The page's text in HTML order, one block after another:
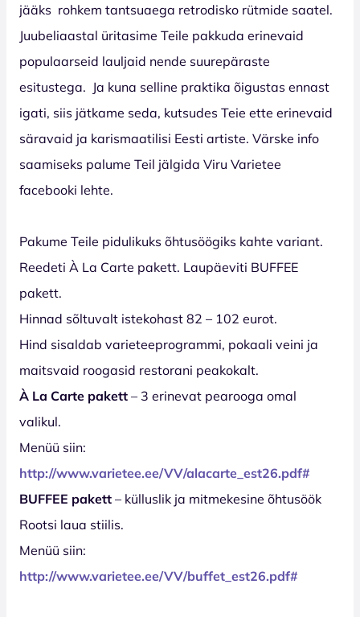
jääks rohkem tantsuaega retrodisko rütmide saatel.
Juubeliaastal üritasime Teile pakkuda erinevaid
populaarseid lauljaid nende suurepäraste
esitustega. Ja kuna selline praktika õigustas ennast
igati, siis jätkame seda, kutsudes Teie ette erinevaid
säravaid ja karismaatilisi Eesti artiste. Värske info
saamiseks palume Teil jälgida Viru Varietee
facebooki lehte.
Pakume Teile pidulikuks õhtusöögiks kahte variant.
Reedeti À La Carte pakett. Laupäeviti BUFFEE
pakett.
Hinnad sõltuvalt istekohast 82 – 102 eurot.
Hind sisaldab varieteeprogrammi, pokaali veini ja
maitsvaid roogasid restorani peakokalt.
À La Carte pakett – 3 erinevat pearooga omal
valikul.
Menüü siin:
http://www.varietee.ee/VV/alacarte_est26.pdf#
BUFFEE pakett – külluslik ja mitmekesine õhtusöök
Rootsi laua stiilis.
Menüü siin:
http://www.varietee.ee/VV/buffet_est26.pdf#